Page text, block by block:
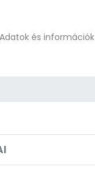
Adatok és információk